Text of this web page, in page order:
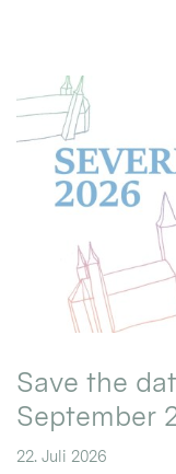
Save the
September
22. Juli 2026